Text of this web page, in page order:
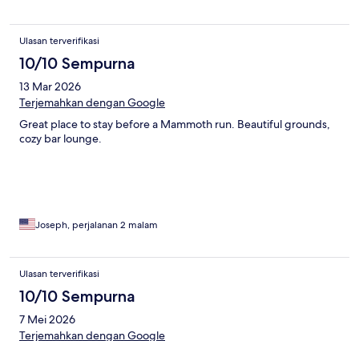
Ulasan terverifikasi
10/10 Sempurna
13 Mar 2026
Terjemahkan dengan Google
Great place to stay before a Mammoth run. Beautiful grounds,
cozy bar lounge.
Joseph, perjalanan 2 malam
Ulasan terverifikasi
10/10 Sempurna
7 Mei 2026
Terjemahkan dengan Google